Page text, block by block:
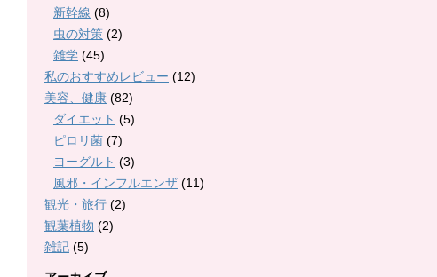
新幹線 (8)
虫の対策 (2)
雑学 (45)
私のおすすめレビュー (12)
美容、健康 (82)
ダイエット (5)
ピロリ菌 (7)
ヨーグルト (3)
風邪・インフルエンザ (11)
観光・旅行 (2)
観葉植物 (2)
雑記 (5)